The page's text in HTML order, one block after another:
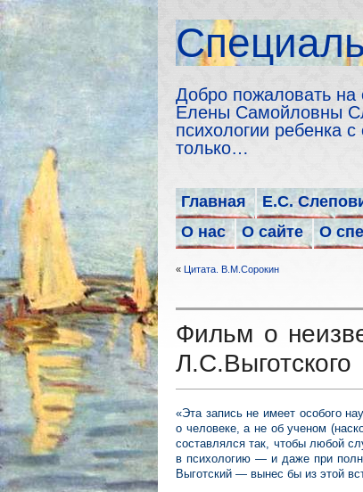
Добро пожаловать
Елены Самойловны
психологии ребенка
только…
Главная Е.С.
О нас
О сайте О
« Цитата. В.М.Сорокин
Фильм о
Л.С.Выготского
«Эта запись не имеет особого
о человеке, а не об ученом
составлялся так, чтобы любой
в психологию — и даже при
Выготский — вынес бы из этой